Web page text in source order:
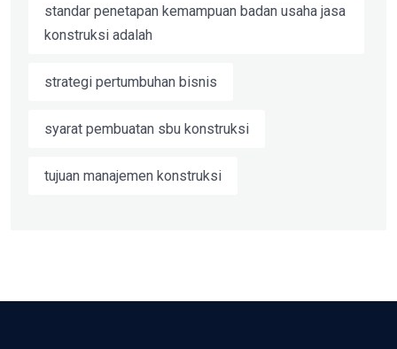
standar penetapan kemampuan badan usaha jasa
konstruksi adalah
strategi pertumbuhan bisnis
syarat pembuatan sbu konstruksi
tujuan manajemen konstruksi